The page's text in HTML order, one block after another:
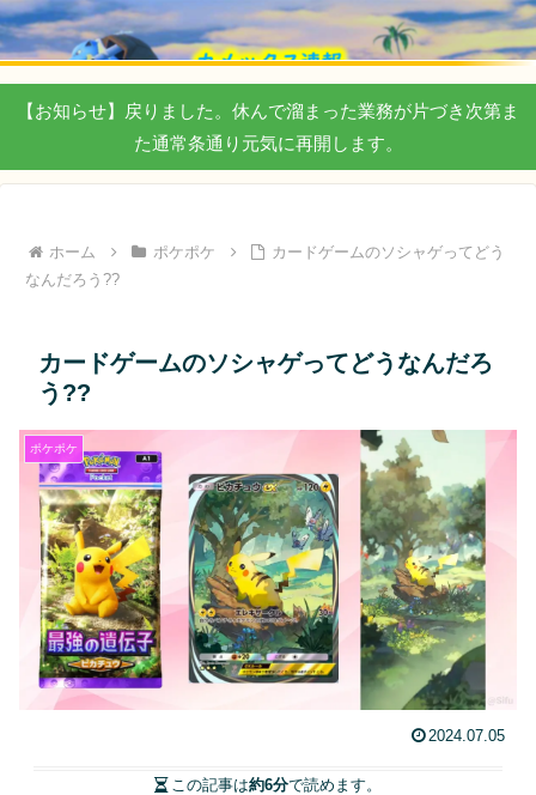
【お知らせ】戻りました。休んで溜まった業務が片づき次第ま
た通常条通り元気に再開します。
ホーム ポケポケ
カードゲームのソシャゲってどう
なんだろう??
カードゲームのソシャゲってどうなんだろ
う??
ポケポケ
2024.07.05
この記事は約6分で読めます。